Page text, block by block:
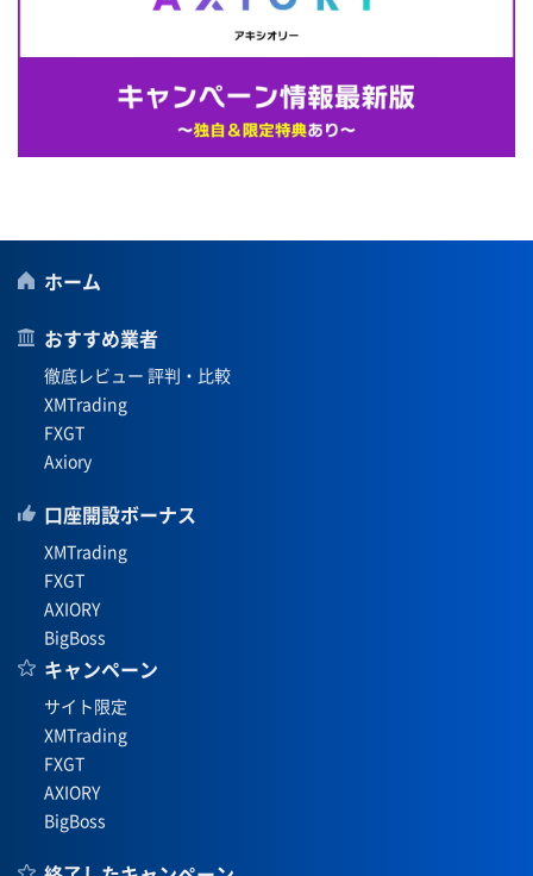
ホーム
おすすめ業者
徹底レビュー 評判・比較
XMTrading
FXGT
Axiory
口座開設ボーナス
XMTrading
FXGT
AXIORY
BigBoss
キャンペーン
サイト限定
XMTrading
FXGT
AXIORY
BigBoss